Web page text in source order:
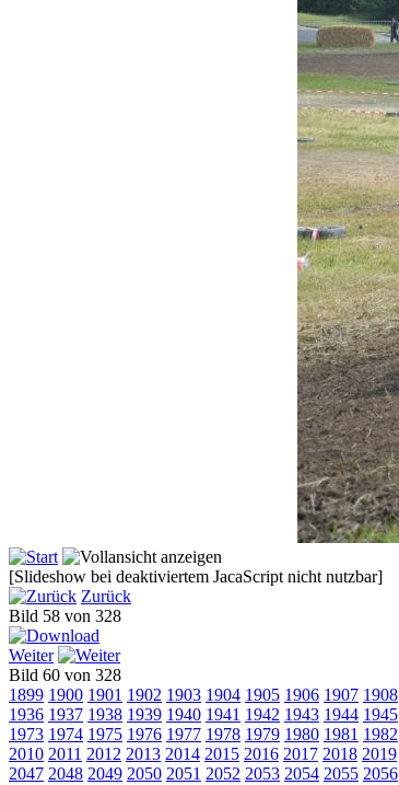
[Slideshow bei deaktiviertem JacaScript nicht nutzbar]
Zurück
Bild 58 von 328
Weiter
Bild 60 von 328
1899 1900 1901 1902 1903 1904 1905 1906 1907 1908
1936 1937 1938 1939 1940 1941 1942 1943 1944 1945
1973 1974 1975 1976 1977 1978 1979 1980 1981 1982
2010 2011 2012 2013 2014 2015 2016 2017 2018 2019
2047 2048 2049 2050 2051 2052 2053 2054 2055 2056